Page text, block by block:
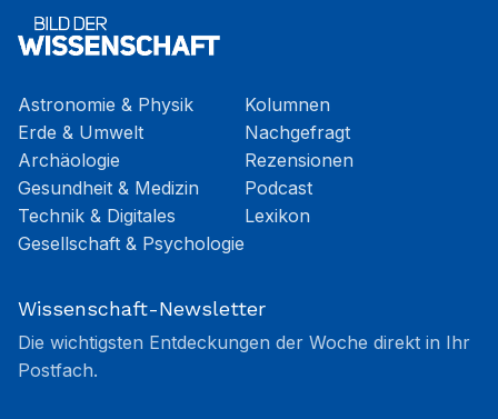
Astronomie & Physik
Erde & Umwelt
Archäologie
Gesundheit & Medizin
Technik & Digitales
Gesellschaft & Psychologie
Kolumnen
Nachgefragt
Rezensionen
Podcast
Lexikon
Wissenschaft-Newsletter
Die wichtigsten Entdeckungen der Woche direkt in Ihr
Postfach.